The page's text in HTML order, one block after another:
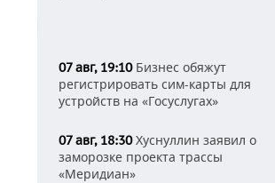
07 авг, 19:10Бизнес обяжут
регистрировать сим-карты для
устройств на «Госуслугах»
07 авг, 18:30Хуснуллин заявил о
заморозке проекта трассы
«Меридиан»